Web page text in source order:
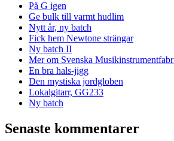
På G igen
Ge bulk till varmt hudlim
Nytt år, ny batch
Fick hem Newtone strängar
Ny batch II
Mer om Svenska
En bra hals-jigg
Den mystiska jordgloben
Lokalgitarr, GG233
Ny batch
Senaste kommentarer